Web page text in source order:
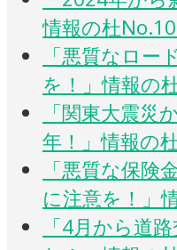
情報の杜
「悪質なロー
を！」情報の
「関東大震災
年！」情報の
「悪質な保険
に注意を！」
「4月から道